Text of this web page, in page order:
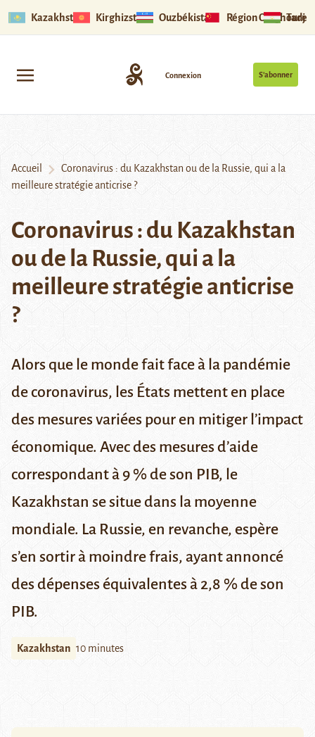
Kazakhstan Kirghizstan Ouzbékistan Région Ouïghoure
S’abonner
Connexion
Accueil
Coronavirus : du Kazakhstan ou de la Russie, qui a la
meilleure stratégie anticrise ?
Coronavirus : du Kazakhstan
ou de la Russie, qui a la
meilleure stratégie anticrise
?
Alors que le monde fait face à la pandémie
de coronavirus, les États mettent en place
des mesures variées pour en mitiger l’impact
économique. Avec des mesures d’aide
correspondant à 9 % de son PIB, le
Kazakhstan se situe dans la moyenne
mondiale. La Russie, en revanche, espère
s’en sortir à moindre frais, ayant annoncé
des dépenses équivalentes à 2,8 % de son
PIB.
Kazakhstan 10 minutes